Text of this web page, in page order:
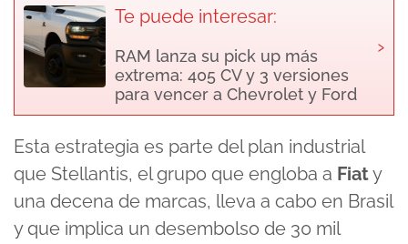
Te puede interesar:
RAM lanza su pick up más
extrema: 405 CV y 3 versiones
para vencer a Chevrolet y Ford
›
Esta estrategia es parte del plan industrial
que Stellantis, el grupo que engloba a Fiaty
una decena de marcas, lleva a cabo en Brasil
y que implica un desembolso de 30 mil